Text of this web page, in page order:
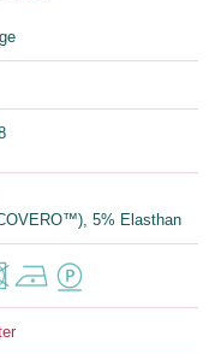
5% Elasthan